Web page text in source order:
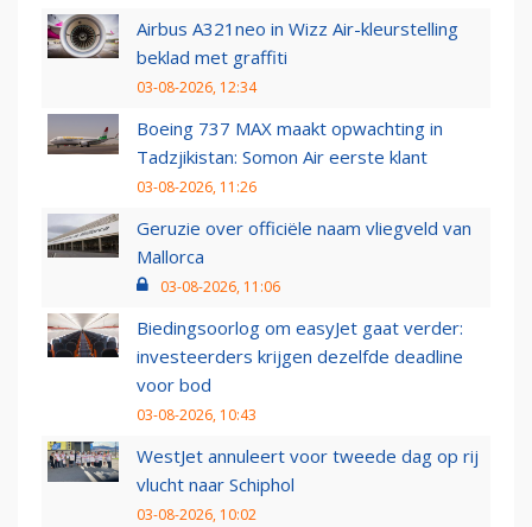
Airbus A321neo in Wizz Air-kleurstelling
beklad met graffiti
03-08-2026, 12:34
Boeing 737 MAX maakt opwachting in
Tadzjikistan: Somon Air eerste klant
03-08-2026, 11:26
Geruzie over officiële naam vliegveld van
Mallorca
03-08-2026, 11:06
Biedingsoorlog om easyJet gaat verder:
investeerders krijgen dezelfde deadline
voor bod
03-08-2026, 10:43
WestJet annuleert voor tweede dag op rij
vlucht naar Schiphol
03-08-2026, 10:02